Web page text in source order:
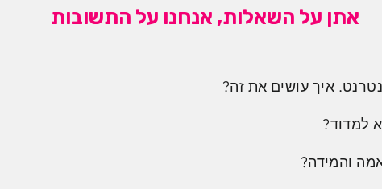
אתן על השאלות, אנחנו על התשובות
איך עושים את זה?
למדוד?
והמידה?